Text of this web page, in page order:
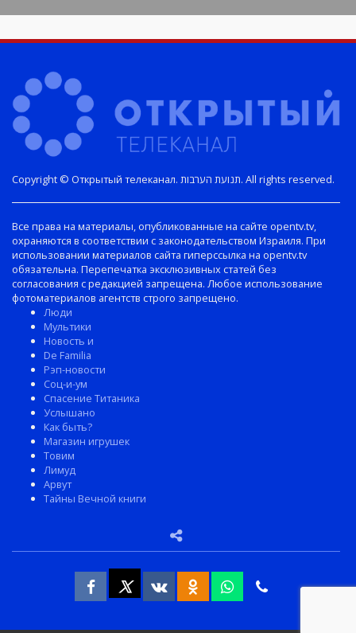
Copyright © Открытый телеканал. תנועת הערבות. All rights reserved.
Все права на материалы, опубликованные на сайте opentv.tv,
охраняются в соответствии с законодательством Израиля. При
использовании материалов сайта гиперссылка на opentv.tv
обязательна. Перепечатка эксклюзивных статей без
согласования с редакцией запрещена. Любое использование
фотоматериалов агентств строго запрещено.
Люди
Мультики
Новость и
De Familia
Рэп-новости
Соц-и-ум
Спасение Титаника
Услышано
Как быть?
Магазин игрушек
Товим
Лимуд
Арвут
Тайны Вечной книги